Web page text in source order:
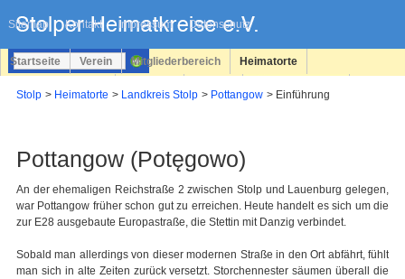
Sitemap Kontakt Impressum Datenschutz
überspringen
Startseite Verein Mitgliederbereich Heimatorte
Stolp Heimatorte Landkreis Stolp Pottangow Einführung
Pottangow (Potęgowo)
An der ehemaligen Reichstraße 2 zwischen Stolp und Lauenburg gelegen,
war Pottangow früher schon gut zu erreichen. Heute handelt es sich um die
zur E28 ausgebaute Europastraße, die Stettin mit Danzig verbindet.
Sobald man allerdings von dieser modernen Straße in den Ort abfährt, fühlt
man sich in alte Zeiten zurück versetzt. Storchennester säumen überall die